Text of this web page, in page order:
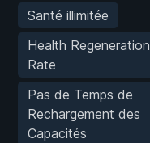
Santé illimitée
Health Regeneration
Rate
Pas de Temps de
Rechargement des
Capacités